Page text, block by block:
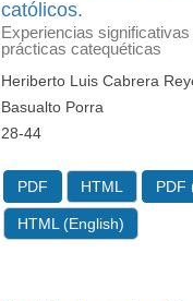
católicos.
Experiencias significativas
prácticas catequéticas
Heriberto Luis Cabrera
Basualto Porra
28-44
PDF HTML PDF
HTML (English)